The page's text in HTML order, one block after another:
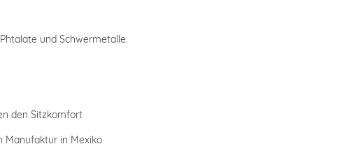
und Schwermetalle
den Sitzkomfort
Manufaktur in Mexiko